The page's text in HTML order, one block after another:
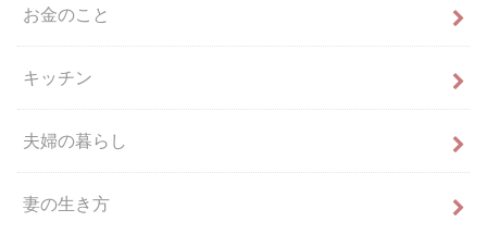
お金のこと
キッチン
夫婦の暮らし
妻の生き方